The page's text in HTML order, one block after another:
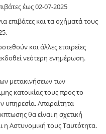
έως 02-07-2025
επιβάτες και τα οχήματά τους
και άλλες εταιρείες
νεότερη ενημέρωση.
μετακινήσεων των
κατοικίας τους προς το
υπηρεσία. Απαραίτητα
θα είναι η σχετική
Αστυνομική τους Ταυτότητα.